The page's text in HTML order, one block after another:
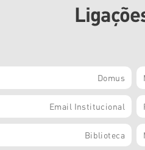
Domus
Email Institucional
Biblioteca